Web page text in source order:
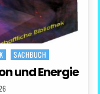
SACHBUCH
und Energie